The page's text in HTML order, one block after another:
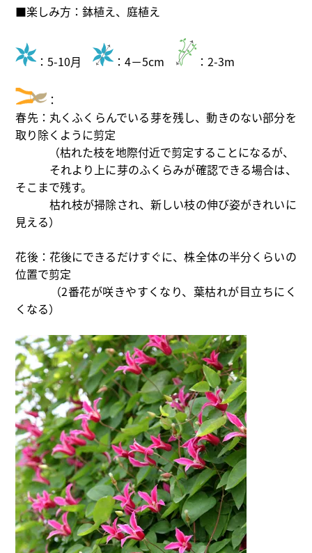
■楽しみ方：鉢植え、庭植え
：5-10月 ：4－5cm ：2-3m
：
春先：丸くふくらんでいる芽を残し、動きのない部分を
取り除くように剪定
（枯れた枝を地際付近で剪定することになるが、
それより上に芽のふくらみが確認できる場合は、
そこまで残す。
枯れ枝が掃除され、新しい枝の伸び姿がきれいに
見える）
花後：花後にできるだけすぐに、株全体の半分くらいの
位置で剪定
（2番花が咲きやすくなり、葉枯れが目立ちにく
くなる）